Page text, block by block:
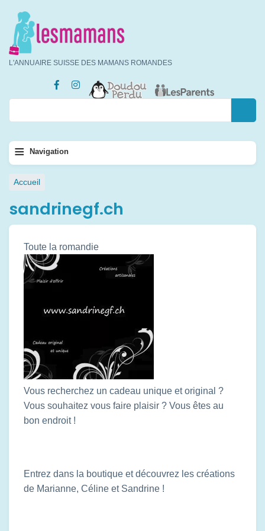
contenu
principal
L'ANNUAIRE SUISSE DES MAMANS ROMANDES
Rechercher
Navigation
principale
≡ Navigation
Fil
d'Ariane
Accueil
sandrinegf.ch
Toute la romandie
Vous recherchez un cadeau unique et original ?
Vous souhaitez vous faire plaisir ? Vous êtes au
bon endroit !
Entrez dans la boutique et découvrez les créations
de Marianne, Céline et Sandrine !